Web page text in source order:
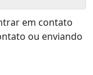
em contato
ou enviando